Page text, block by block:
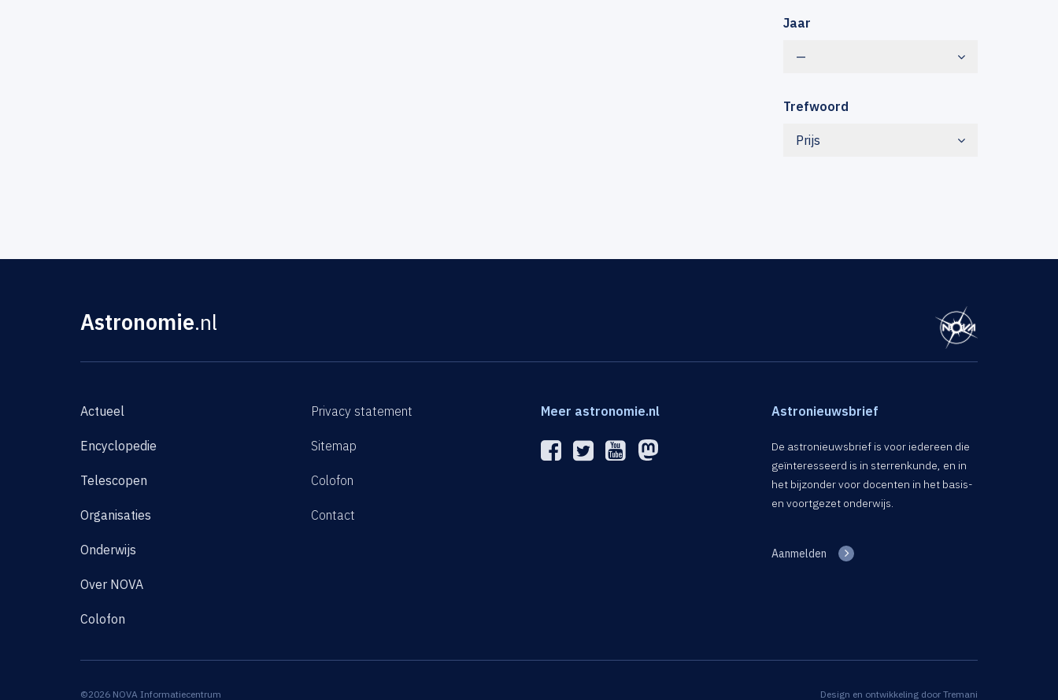
Jaar
—
Trefwoord
Prijs
Astronomie.nl
Actueel
Encyclopedie
Telescopen
Organisaties
Onderwijs
Over NOVA
Colofon
Privacy statement
Sitemap
Colofon
Contact
Meer astronomie.nl Astronieuwsbrief
De astronieuwsbrief is voor iedereen die
geïnteresseerd is in sterrenkunde, en in
het bijzonder voor docenten in het basis-
en voortgezet onderwijs.
Aanmelden
©2026 NOVA Informatiecentrum Design en ontwikkeling door Tremani